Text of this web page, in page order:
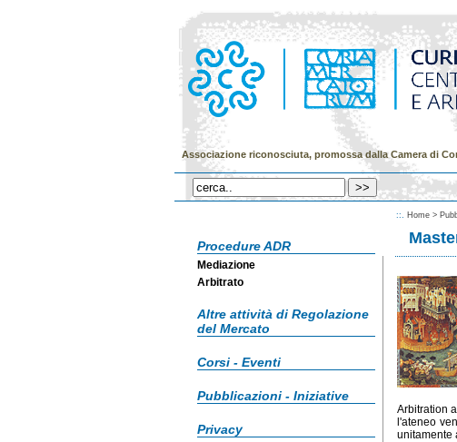
Associazione riconosciuta, promossa dalla Camera di
Procedure ADR
Mediazione
Arbitrato
Altre attività di Regolazione
del Mercato
Corsi - Eventi
Pubblicazioni - Iniziative
Privacy
::. Home >
Arbitration
l'ateneo
unitamente